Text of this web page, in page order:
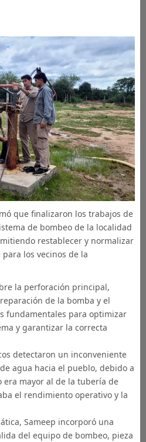
que finalizaron los trabajos de
de bombeo de la localidad
restablecer y normalizar
los vecinos de la
la perforación principal,
de la bomba y el
fundamentales para optimizar
y garantizar la correcta
detectaron un inconveniente
agua hacia el pueblo, debido a
mayor al de la tubería de
el rendimiento operativo y la
Sameep incorporó una
del equipo de bombeo, pieza